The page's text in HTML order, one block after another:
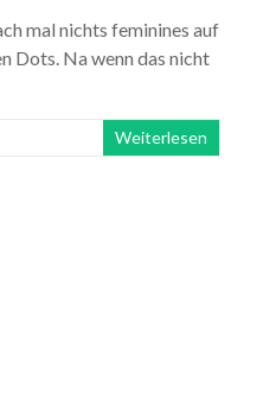
mal nichts feminines auf
Dots. Na wenn das nicht
Weiterlesen